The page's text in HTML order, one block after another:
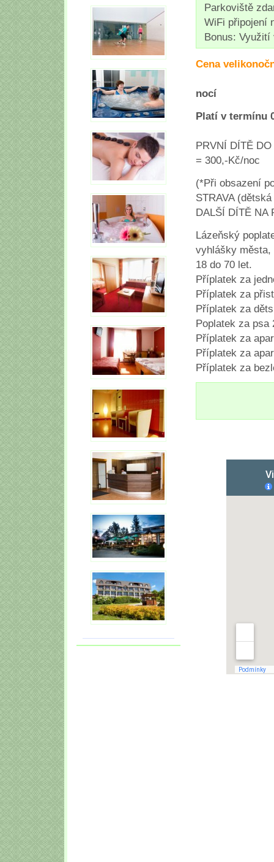
Parkoviště
WiFi připojení
Bonus:
Cena
nocí
Platí v termínu
PRVNÍ DÍTĚ
= 300,-Kč/noc
(*Při obsazení
STRAVA
DALŠÍ DÍTĚ NA
Lázeňský
vyhlášky
18 do 70 let.
Příplatek za
Příplatek za
Příplatek za
Poplatek za psa
Příplatek za
Příplatek za
Příplatek za